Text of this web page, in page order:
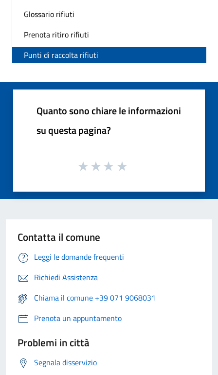
Glossario rifiuti
Prenota ritiro rifiuti
Punti di raccolta rifiuti
Quanto sono chiare le informazioni
su questa pagina?
Contatta il comune
Leggi le domande frequenti
Richiedi Assistenza
Chiama il comune +39 071 9068031
Prenota un appuntamento
Problemi in città
Segnala disservizio